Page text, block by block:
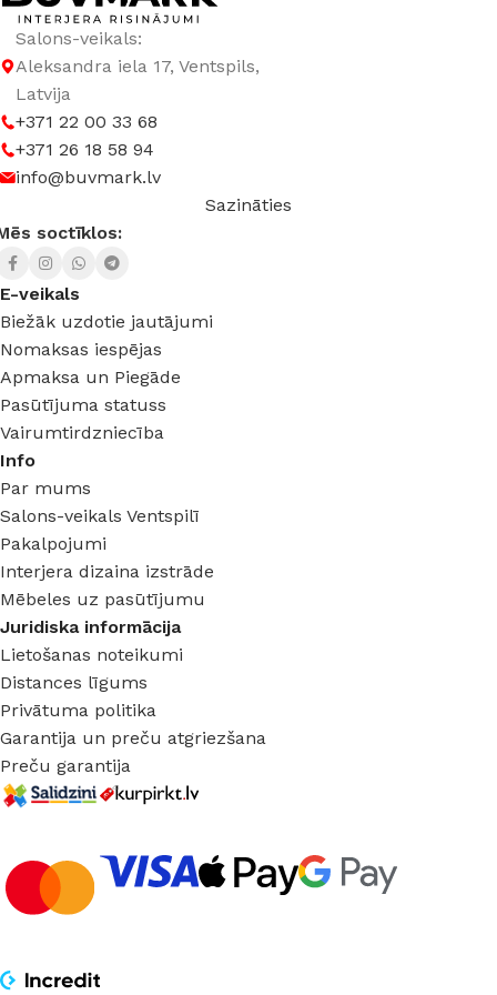
Salons-veikals:
Aleksandra iela 17, Ventspils,
Latvija
+371 22 00 33 68
+371 26 18 58 94
info@buvmark.lv
Sazināties
soctīklos:
E-veikals
Biežāk uzdotie jautājumi
Nomaksas iespējas
Apmaksa un Piegāde
Pasūtījuma statuss
Vairumtirdzniecība
Info
Par mums
Salons-veikals Ventspilī
Pakalpojumi
Interjera dizaina izstrāde
Mēbeles uz pasūtījumu
Juridiska informācija
Lietošanas noteikumi
Distances līgums
Privātuma politika
Garantija un preču atgriezšana
Preču garantija